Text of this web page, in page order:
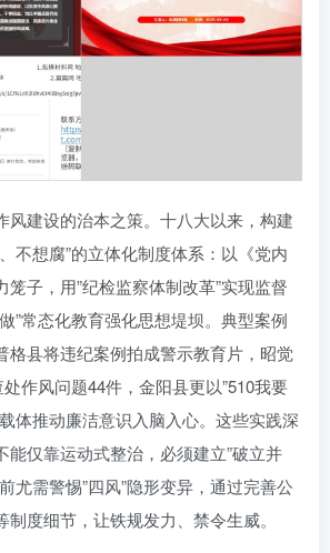
风建设的治本之策。十八大以来，构建
不想腐”的立体化制度体系：以《党内
笼子，用”纪检监察体制改革”实现监督
”常态化教育强化思想堤坝。典型案例
县将违纪案例拍成警示教育片，昭觉
处作风问题44件，金阳县更以”510我要
体推动廉洁意识入脑入心。这些实践深
能仅靠运动式整治，必须建立”破立并
尤需警惕”四风”隐形变异，通过完善公
度细节，让铁规发力、禁令生威。